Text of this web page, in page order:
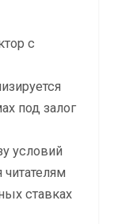
с
под залог
условий
ставках